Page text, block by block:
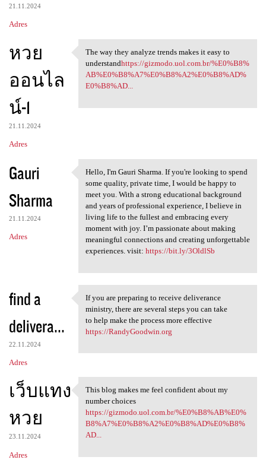
21.11.2024
Adres
หวย
ออนไล
น์-1
21.11.2024
Adres
The way they analyze trends
The way they analyze trends makes it easy to
understandhttps://gizmodo.uol.com.br/%E0%B8%
AB%E0%B8%A7%E0%B8%A2%E0%B8%AD%
E0%B8%AD...
Gauri
Sharma
21.11.2024
Adres
Hello, I'm Gauri Sharma. If
Hello, I'm Gauri Sharma. If you're looking to spend
some quality, private time, I would be happy to
meet you. With a strong educational background
and years of professional experience, I believe in
living life to the fullest and embracing every
moment with joy. I’m passionate about making
meaningful connections and creating unforgettable
experiences. visit: https://bit.ly/3OldlSb
find a
delivera...
22.11.2024
Adres
If you are preparing to
If you are preparing to receive deliverance
ministry, there are several steps you can take
to help make the process more effective
https://RandyGoodwin.org
เว็บแทง
หวย
23.11.2024
Adres
This blog makes me feel
This blog makes me feel confident about my
number choices
https://gizmodo.uol.com.br/%E0%B8%AB%E0%
B8%A7%E0%B8%A2%E0%B8%AD%E0%B8%
AD...